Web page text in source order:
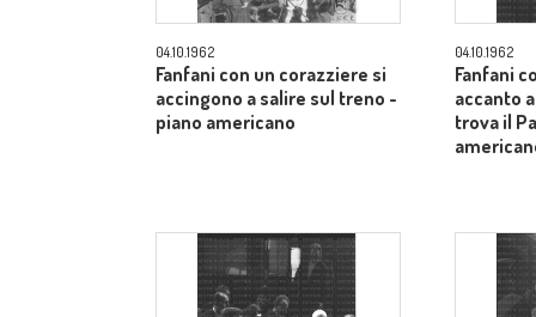
04.10.1962
Fanfani con un corazziere si
accingono a salire sul treno -
piano americano
04.10.1962
Fanfani
accanto
trova il